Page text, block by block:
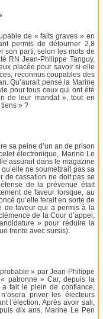
de « faits graves » en
permis de détourner 2,8
son parti, selon les mots de
RN Jean-Philippe Tanguy,
placée pour savoir si elle
reconnus coupables des
Qu’aurait pensé la Marine
pour tous ceux qui ont été
de leur mandat », tout en
tiens » ?
sa peine d’un an de prison
électronique, Marine Le
assurait dans le magazine
ne soumettrait pas sa
de cassation ne doit pas se
de la prévenue était
de faveur lorsque, au
qu’elle ferait en sorte de
de faveur qui a permis à la
de la Cour d’appel,
» pour réduire la
trente avec sursis).
» par Jean-Philippe
patronne » Car, depuis la
fait le plein de confiance,
priver les électeurs
l’élection. Après avoir sali,
dix ans, Marine Le Pen